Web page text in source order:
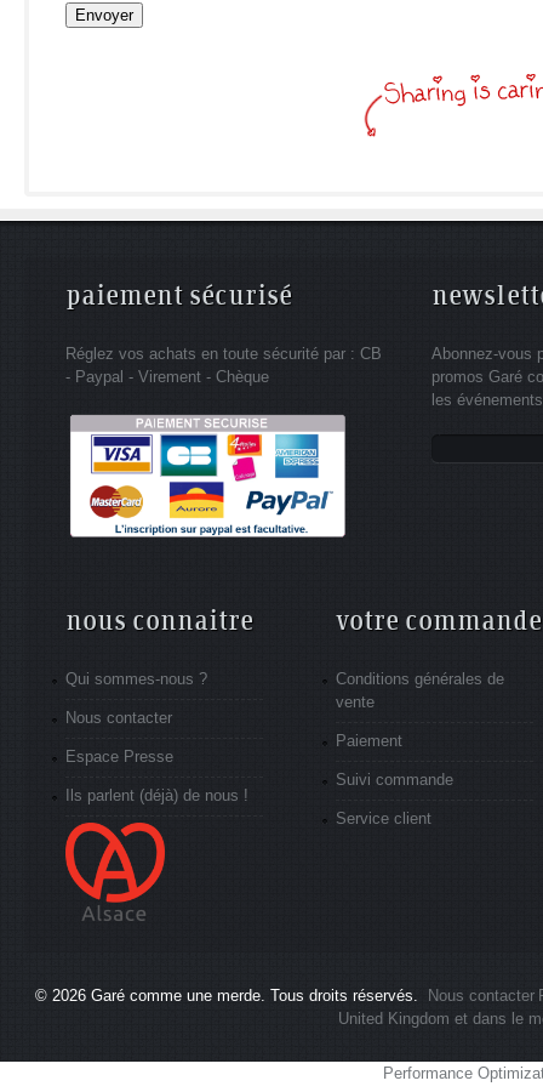
paiement sécurisé
Réglez vos achats en toute sécurité par : CB
- Paypal - Virement - Chèque
Abonnez-vous
promos Garé
les
nous connaitre
Qui sommes-nous ?
Nous contacter
Espace Presse
Ils parlent (déjà) de nous !
votre commande
Conditions générales de
vente
Paiement
Suivi commande
Service client
© 2026 Garé comme une merde . Tous droits réservés. Nous contacter
United Kingdom et dans le
Performance